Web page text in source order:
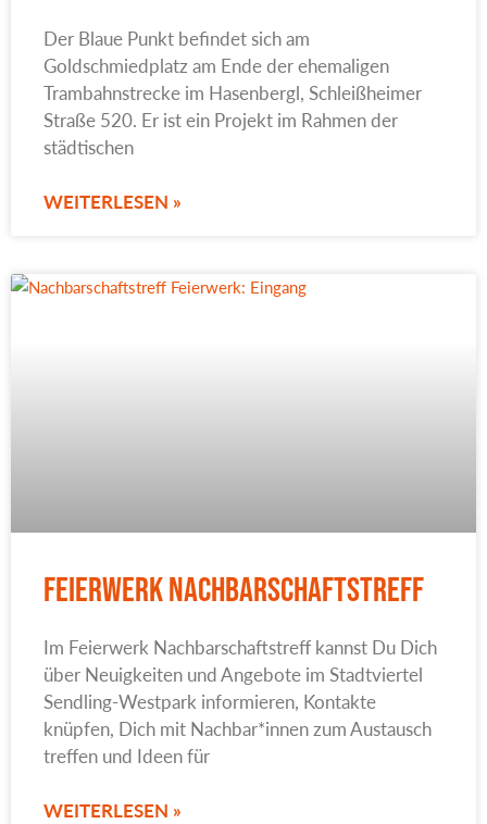
Der Blaue Punkt befindet sich am
Goldschmiedplatz am Ende der ehemaligen
Trambahnstrecke im Hasenbergl, Schleißheimer
Straße 520. Er ist ein Projekt im Rahmen der
städtischen
WEITERLESEN »
Feierwerk Nachbarschaftstreff
Im Feierwerk Nachbarschaftstreff kannst Du Dich
über Neuigkeiten und Angebote im Stadtviertel
Sendling-Westpark informieren, Kontakte
knüpfen, Dich mit Nachbar*innen zum Austausch
treffen und Ideen für
WEITERLESEN »